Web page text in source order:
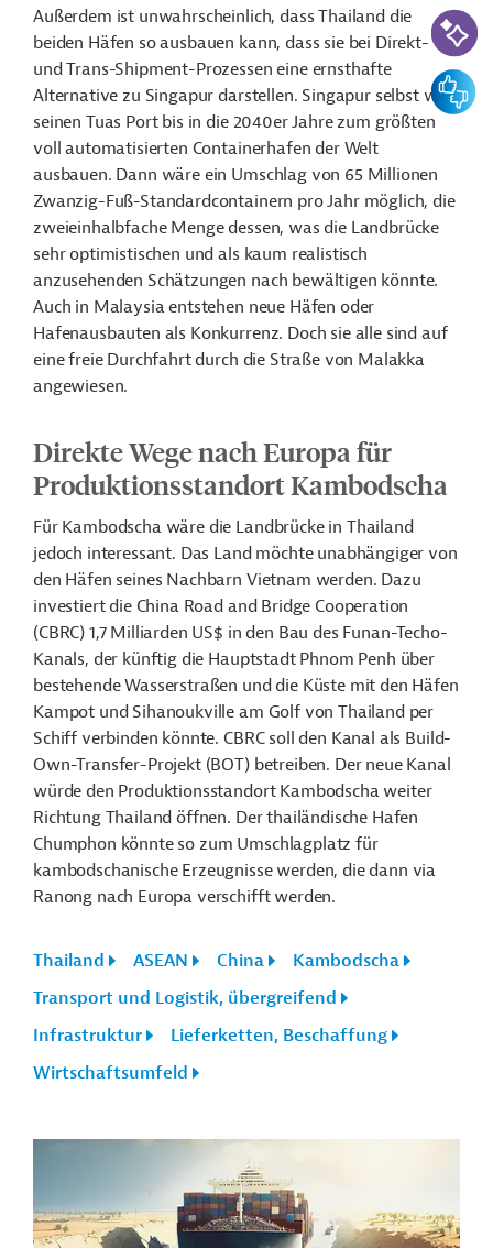
Außerdem ist unwahrscheinlich, dass Thailand die
beiden Häfen so ausbauen kann, dass sie bei Direkt-
und Trans-Shipment-Prozessen eine ernsthafte
Alternative zu Singapur darstellen. Singapur selbst will
seinen Tuas Port bis in die 2040er Jahre zum größten
voll automatisierten Containerhafen der Welt
ausbauen. Dann wäre ein Umschlag von 65 Millionen
Zwanzig-Fuß-Standardcontainern pro Jahr möglich, die
zweieinhalbfache Menge dessen, was die Landbrücke
sehr optimistischen und als kaum realistisch
anzusehenden Schätzungen nach bewältigen könnte.
Auch in Malaysia entstehen neue Häfen oder
Hafenausbauten als Konkurrenz. Doch sie alle sind auf
eine freie Durchfahrt durch die Straße von Malakka
angewiesen.
Direkte Wege nach Europa für
Produktionsstandort Kambodscha
Für Kambodscha wäre die Landbrücke in Thailand
jedoch interessant. Das Land möchte unabhängiger von
den Häfen seines Nachbarn Vietnam werden. Dazu
investiert die China Road and Bridge Cooperation
(CBRC) 1,7 Milliarden US$ in den Bau des Funan-Techo-
Kanals, der künftig die Hauptstadt Phnom Penh über
bestehende Wasserstraßen und die Küste mit den Häfen
Kampot und Sihanoukville am Golf von Thailand per
Schiff verbinden könnte. CBRC soll den Kanal als Build-
Own-Transfer-Projekt (BOT) betreiben. Der neue Kanal
würde den Produktionsstandort Kambodscha weiter
Richtung Thailand öffnen. Der thailändische Hafen
Chumphon könnte so zum Umschlagplatz für
kambodschanische Erzeugnisse werden, die dann via
Ranong nach Europa verschifft werden.
Thailand ASEAN China
Kambodscha
Transport und Logistik, übergreifend
Infrastruktur
Lieferketten, Beschaffung
Wirtschaftsumfeld
KI-